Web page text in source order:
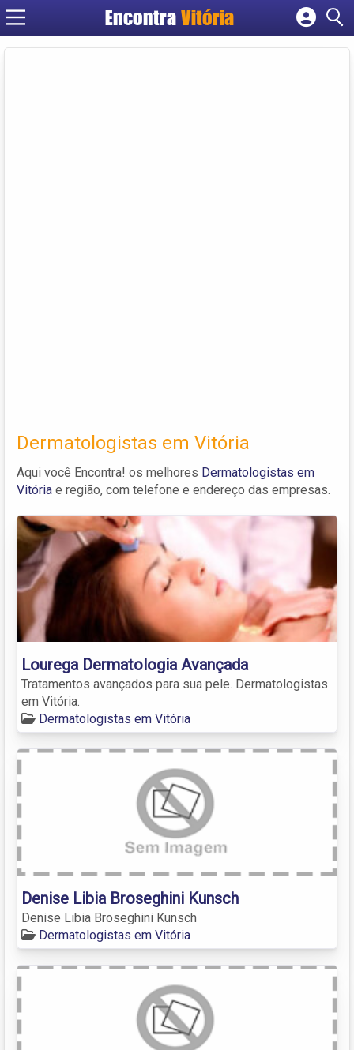
Encontra Vitória
Cadastrar empresa
Dermatologistas em Vitória
Aqui você Encontra! os melhores Dermatologistas em
Vitória e região, com telefone e endereço das empresas.
Lourega Dermatologia Avançada
Tratamentos avançados para sua pele. Dermatologistas
em Vitória.
Dermatologistas em Vitória
Denise Libia Broseghini Kunsch
Denise Libia Broseghini Kunsch
Dermatologistas em Vitória